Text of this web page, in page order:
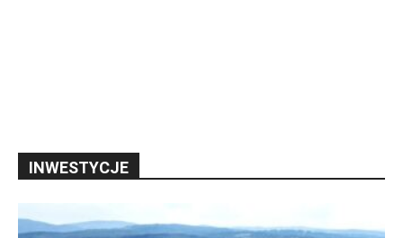
INWESTYCJE